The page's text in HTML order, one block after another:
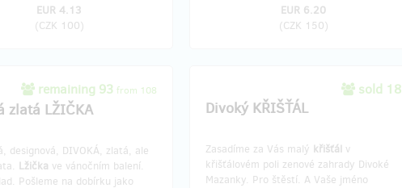
EUR 4.13
(CZK 100)
EUR 6.20
(CZK 150)
remaining 93 from 108
zlatá LŽIČKA
designová, DIVOKÁ, zlatá, ale
Lžička ve vánočním balení.
Pošleme na dobírku jako
sold 18
Divoký KŘIŠŤÁL
Zasadíme za Vás malý křišťál v
křišťálovém poli zenové zahrady Divoké
Mazanky. Pro štěstí. A Vaše jméno